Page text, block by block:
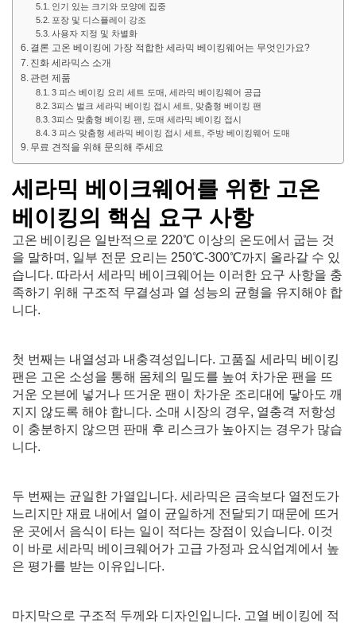
인기 있는 크기와 모양에 집중
포장 및 디스플레이 강조
사용자 지정 및 차별화
결론 고온 베이킹에 가장 적합한 세라믹 베이킹웨어는 무엇인가요?
진화 세라믹스 소개
관련 제품
3 피스 베이킹 요리 세트 도매, 세라믹 베이킹웨어 공급
3피스 벌크 세라믹 베이킹 접시 세트, 맞춤형 베이킹 팬
3피스 맞춤형 베이킹 팬, 도매 세라믹 베이킹 접시
3 피스 맞춤형 세라믹 베이킹 접시 세트, 주방 베이킹웨어 도매
무료 견적을 위해 문의해 주세요
세라믹 베이크웨어를 위한 고온
베이킹의 핵심 요구 사항
고온 베이킹은 일반적으로 220℃ 이상의 온도에서 굽는 것
을 말하며, 일부 전문 요리는 250℃-300℃까지 올라갈 수 있
습니다. 따라서 세라믹 베이크웨어는 이러한 요구 사항을 충
족하기 위해 구조적 무결성과 열 성능의 균형을 유지해야 합
니다.
첫 번째는 내열성과 내충격성입니다. 고품질 세라믹 베이킹
팬은 고온 소성을 통해 몸체의 밀도를 높여 차가운 팬을 뜨
거운 오븐에 넣거나 뜨거운 팬이 차가운 조리대에 닿아도 깨
지지 않도록 해야 합니다. 소매 시장의 경우, 열충격 저항성
이 충분하지 않으면 판매 후 리스크가 높아지는 경우가 많습
니다.
두 번째는 균일한 가열입니다. 세라믹은 금속보다 열전도가
느리지만 재료 내에서 열이 균일하게 전달되기 때문에 뜨거
운 곳에서 음식이 타는 일이 적다는 장점이 있습니다. 이것
이 바로 세라믹 베이크웨어가 고급 가정과 요식업계에서 높
은 평가를 받는 이유입니다.
마지막으로 구조적 두께와 디자인입니다. 고열 베이킹에 적